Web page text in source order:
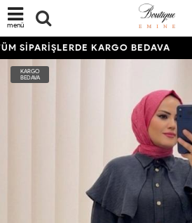
menü
SİPARİŞLERDE KARGO BEDAVA
KARGO
BEDAVA